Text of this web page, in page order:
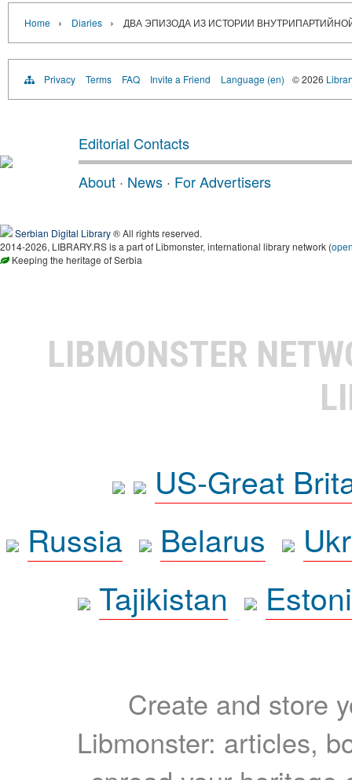
Home › Diaries › ДВА ЭПИЗОДА ИЗ ИСТОРИИ
Privacy Terms FAQ Invite a Friend Language (en) © 2026
Editorial Contacts
About · News · For Advertisers
Serbian Digital Library® All rights reserved.
2014-2026, LIBRARY.RS is a part of Libmonster, international library network (
Keeping the heritage of Serbia
LIBMONSTER
US-Great
Russia
Belarus
Tajikistan
Create and store
Libmonster: articles,